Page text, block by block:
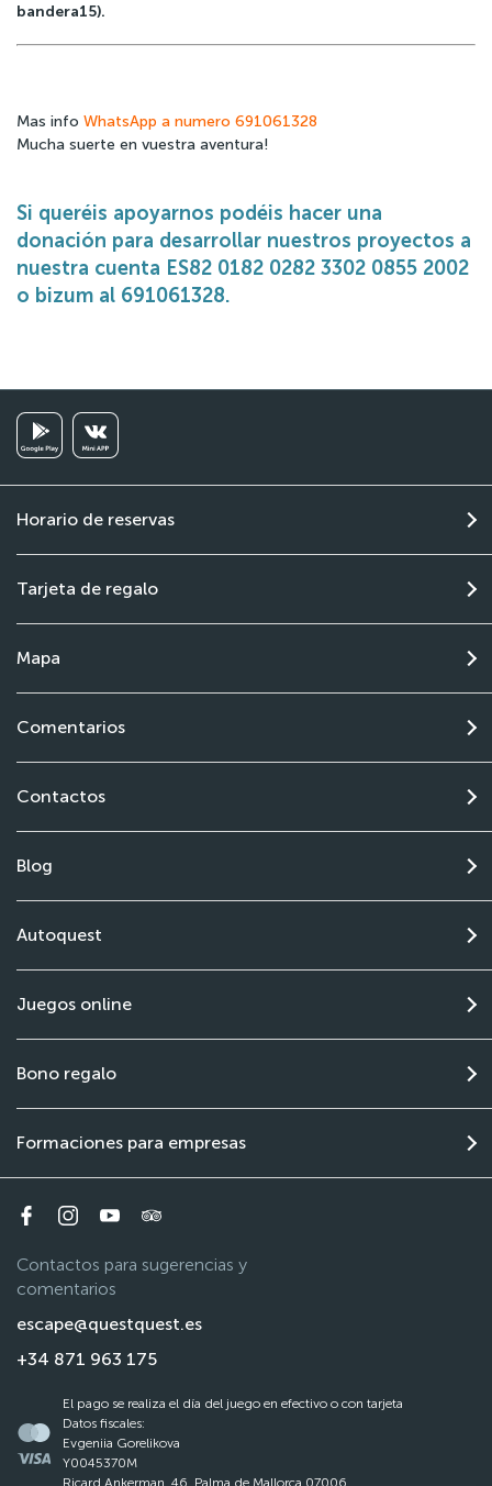
bandera15).
Mas info WhatsApp a numero 691061328
Mucha suerte en vuestra aventura!
Si queréis apoyarnos podéis hacer una
donación para desarrollar nuestros proyectos a
nuestra cuenta ES82 0182 0282 3302 0855 2002
o bizum al 691061328.
Horario de reservas
Tarjeta de regalo
Mapa
Comentarios
Contactos
Blog
Autoquest
Juegos online
Bono regalo
Formaciones para empresas
Contactos para sugerencias y
comentarios
escape@questquest.es
+34 871 963 175
El pago se realiza el día del juego en efectivo o con tarjeta
Datos fiscales:
Evgeniia Gorelikova
Y0045370M